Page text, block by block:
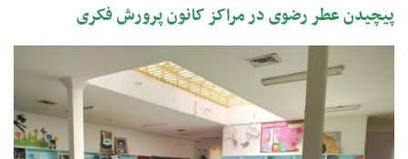
پیچیدن عطر رضوی در مراکز کانون پرورش فکری